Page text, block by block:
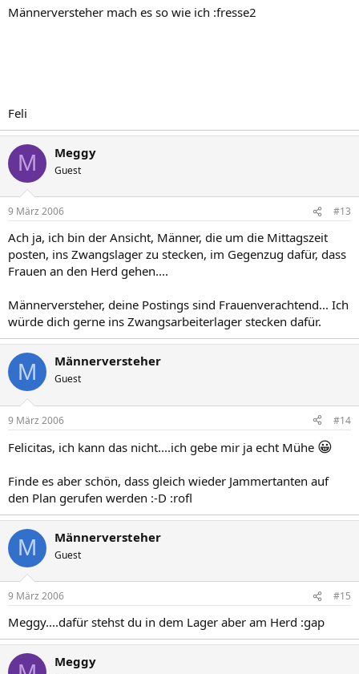
Männerversteher mach es so wie ich :fresse2
Feli
M Meggy
Guest
9 März 2006 #13
Ach ja, ich bin der Ansicht, Männer, die um die Mittagszeit
posten, ins Zwangslager zu stecken, im Gegenzug dafür, dass
Frauen an den Herd gehen....
Männerversteher, deine Postings sind Frauenverachtend... Ich
würde dich gerne ins Zwangsarbeiterlager stecken dafür.
M Männerversteher
Guest
9 März 2006 #14
Felicitas, ich kann das nicht....ich gebe mir ja echt Mühe 😀
Finde es aber schön, dass gleich wieder Jammertanten auf
den Plan gerufen werden :-D :rofl
M Männerversteher
Guest
9 März 2006 #15
Meggy....dafür stehst du in dem Lager aber am Herd :gap
Meggy